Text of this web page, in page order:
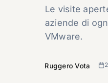
Le visite
aziende di
VMware.
Ruggero Vota